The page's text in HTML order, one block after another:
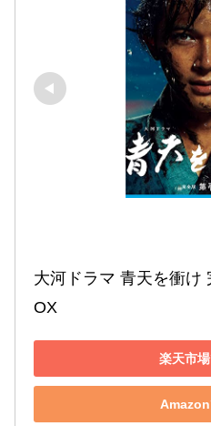
大河ドラマ 青天を衝け
OX
楽天市